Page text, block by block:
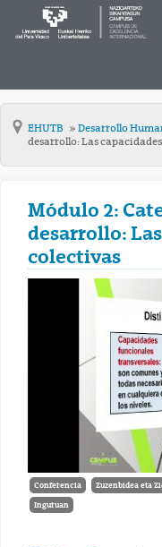
EHUTB Desarrollo
desarrollo: Las
Módulo 2:
desarrollo:
colectivas
Conferencia Zuzenbidea eta
Inguruan